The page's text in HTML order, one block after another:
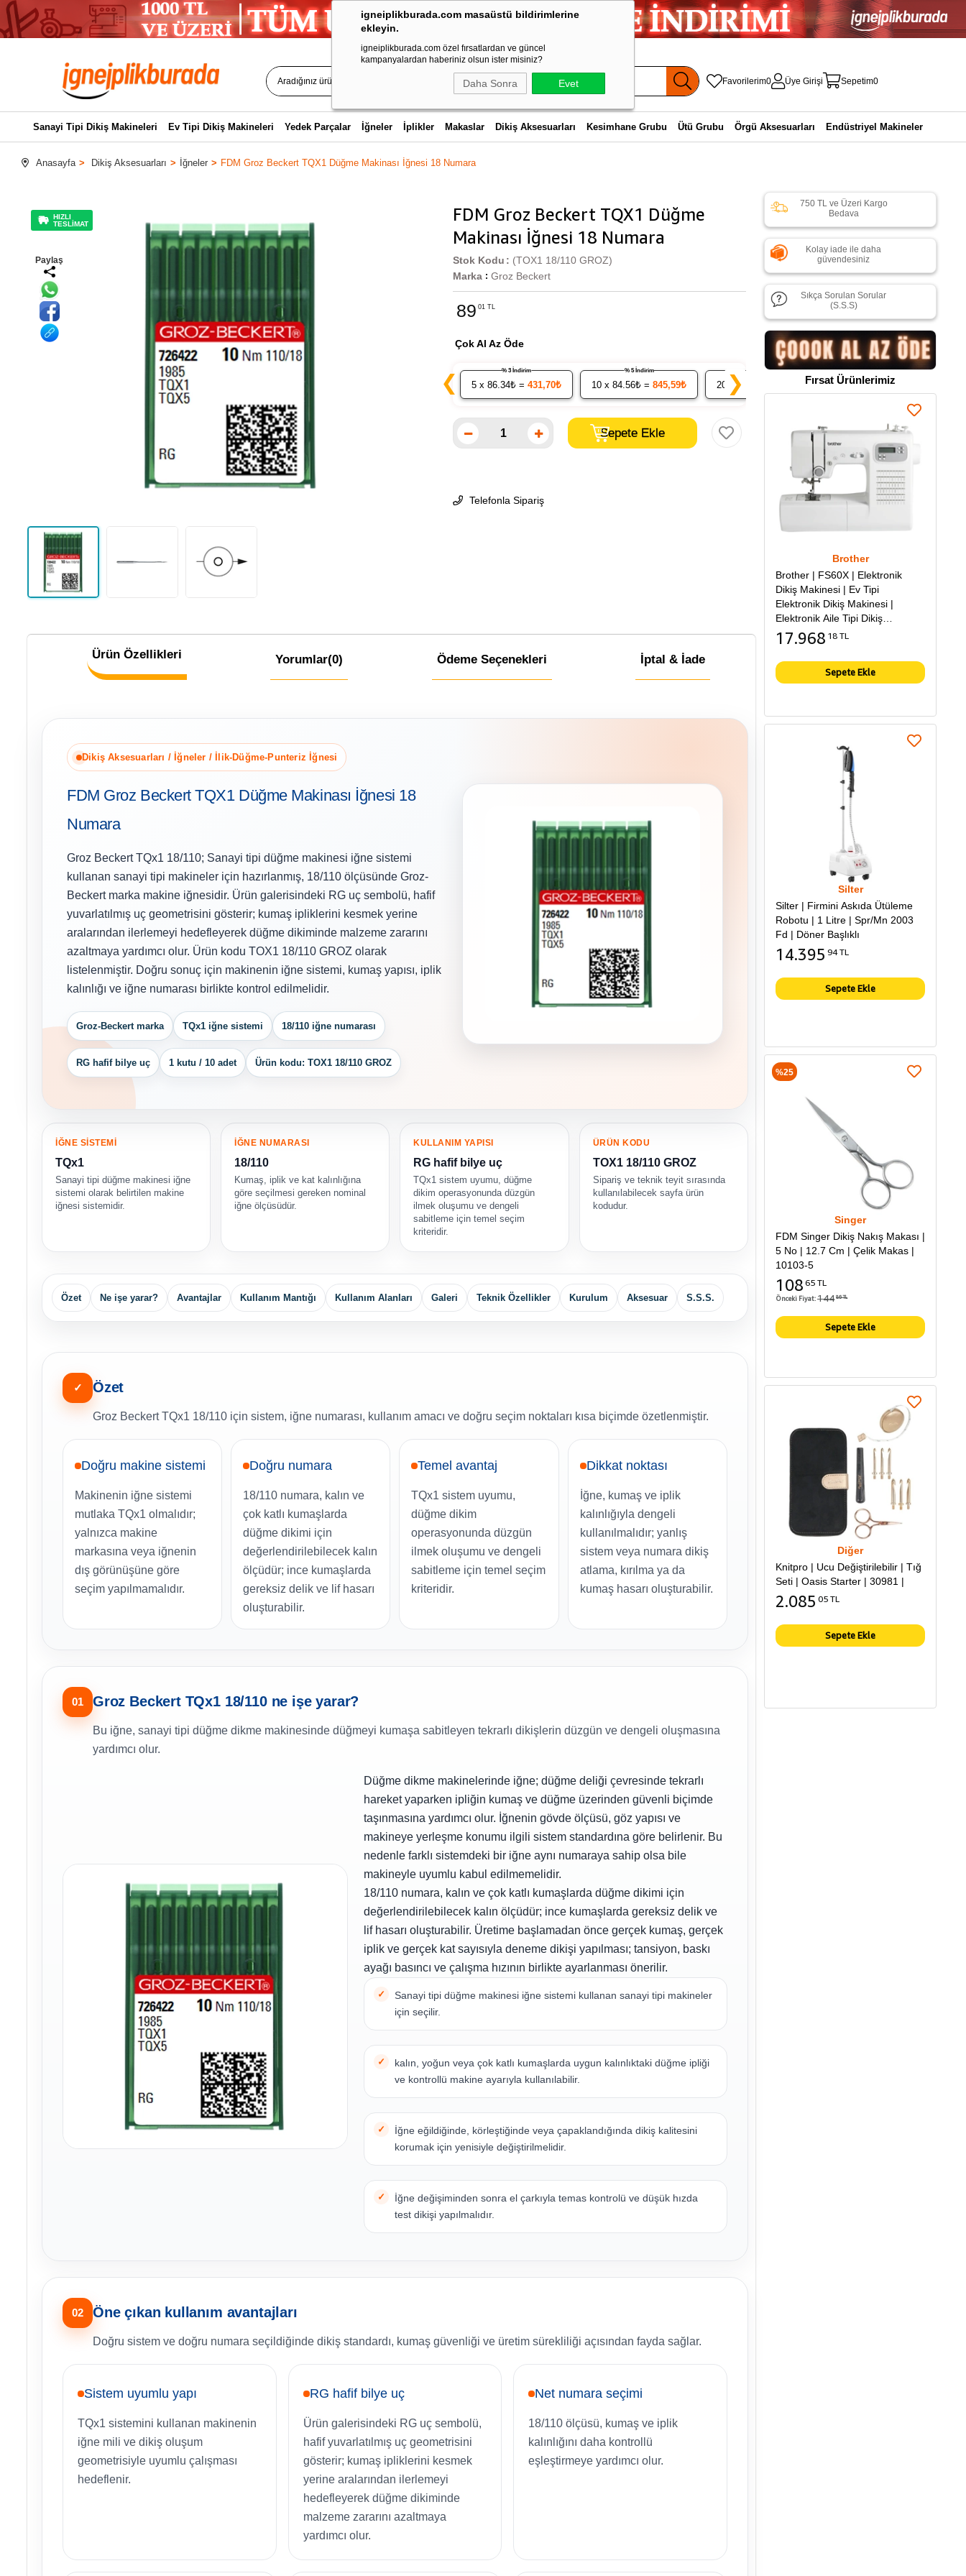
igneiplikburada.com masaüstü bildirimlerine
ekleyin.
igneiplikburada.com özel fırsatlardan ve güncel
kampanyalardan haberiniz olsun ister misiniz?
Daha Sonra Evet Favorilerim0 Üye Girişi Sepetim0
Sanayi Tipi Dikiş Makineleri Ev Tipi Dikiş Makineleri Yedek Parçalar İğneler İplikler Makaslar Dikiş Aksesuarları Kesimhane Grubu Ütü Grubu Örgü Aksesuarları Endüstriyel Makineler
Anasayfa Dikiş Aksesuarları İğneler FDM Groz Beckert TQX1 Düğme Makinası İğnesi 18 Numara
HIZLI
TESLİMAT
Paylaş
FDM Groz Beckert TQX1 Düğme
Makinası İğnesi 18 Numara
(TOX1 18/110 GROZ)
Stok Kodu
Marka : Groz Beckert
89 01 TL
Çok Al Az Öde
❮ 5 x 86.34₺ = 431,70₺
% 3 İndirim
10 x 84.56₺ = 845,59₺
% 5 İndirim
20 x 82.78₺ = 1.655,59₺
% 7 İndirim
50x 81.00₺ =
% 9 İndirim
❯
Telefonla Sipariş
Ürün Özellikleri Yorumlar(0) Ödeme Seçenekleri İptal & İade
Dikiş Aksesuarları / İğneler / İlik-Düğme-Punteriz İğnesi
FDM Groz Beckert TQX1 Düğme Makinası İğnesi 18
Numara
Groz Beckert TQx1 18/110; Sanayi tipi düğme makinesi iğne sistemi
kullanan sanayi tipi makineler için hazırlanmış, 18/110 ölçüsünde Groz-
Beckert marka makine iğnesidir. Ürün galerisindeki RG uç sembolü, hafif
yuvarlatılmış uç geometrisini gösterir; kumaş ipliklerini kesmek yerine
aralarından ilerlemeyi hedefleyerek düğme dikiminde malzeme zararını
azaltmaya yardımcı olur. Ürün kodu TOX1 18/110 GROZ olarak
listelenmiştir. Doğru sonuç için makinenin iğne sistemi, kumaş yapısı, iplik
kalınlığı ve iğne numarası birlikte kontrol edilmelidir.
Groz-Beckert marka TQx1 iğne sistemi 18/110 iğne numarası
RG hafif bilye uç 1 kutu / 10 adet Ürün kodu: TOX1 18/110 GROZ
İĞNE SİSTEMİ
TQx1
Sanayi tipi düğme makinesi iğne
sistemi olarak belirtilen makine
iğnesi sistemidir.
İĞNE NUMARASI
18/110
Kumaş, iplik ve kat kalınlığına
göre seçilmesi gereken nominal
iğne ölçüsüdür.
KULLANIM YAPISI
RG hafif bilye uç
TQx1 sistem uyumu, düğme
dikim operasyonunda düzgün
ilmek oluşumu ve dengeli
sabitleme için temel seçim
kriteridir.
ÜRÜN KODU
TOX1 18/110 GROZ
Sipariş ve teknik teyit sırasında
kullanılabilecek sayfa ürün
kodudur.
Özet Ne işe yarar? Avantajlar Kullanım Mantığı Kullanım Alanları Galeri Teknik Özellikler Kurulum Aksesuar S.S.S.
✓ Özet
Groz Beckert TQx1 18/110 için sistem, iğne numarası, kullanım amacı ve doğru seçim noktaları kısa biçimde özetlenmiştir.
Doğru makine sistemi
Makinenin iğne sistemi
mutlaka TQx1 olmalıdır;
yalnızca makine
markasına veya iğnenin
dış görünüşüne göre
seçim yapılmamalıdır.
Doğru numara
18/110 numara, kalın ve
çok katlı kumaşlarda
düğme dikimi için
değerlendirilebilecek kalın
ölçüdür; ince kumaşlarda
gereksiz delik ve lif hasarı
oluşturabilir.
Temel avantaj
TQx1 sistem uyumu,
düğme dikim
operasyonunda düzgün
ilmek oluşumu ve dengeli
sabitleme için temel seçim
kriteridir.
Dikkat noktası
İğne, kumaş ve iplik
kalınlığıyla dengeli
kullanılmalıdır; yanlış
sistem veya numara dikiş
atlama, kırılma ya da
kumaş hasarı oluşturabilir.
01 Groz Beckert TQx1 18/110 ne işe yarar?
Bu iğne, sanayi tipi düğme dikme makinesinde düğmeyi kumaşa sabitleyen tekrarlı dikişlerin düzgün ve dengeli oluşmasına
yardımcı olur.
Düğme dikme makinelerinde iğne; düğme deliği çevresinde tekrarlı
hareket yaparken ipliğin kumaş ve düğme üzerinden güvenli biçimde
taşınmasına yardımcı olur. İğnenin gövde ölçüsü, göz yapısı ve
makineye yerleşme konumu ilgili sistem standardına göre belirlenir. Bu
nedenle farklı sistemdeki bir iğne aynı numaraya sahip olsa bile
makineyle uyumlu kabul edilmemelidir.
18/110 numara, kalın ve çok katlı kumaşlarda düğme dikimi için
değerlendirilebilecek kalın ölçüdür; ince kumaşlarda gereksiz delik ve
lif hasarı oluşturabilir. Üretime başlamadan önce gerçek kumaş, gerçek
iplik ve gerçek kat sayısıyla deneme dikişi yapılması; tansiyon, baskı
ayağı basıncı ve çalışma hızının birlikte ayarlanması önerilir.
Sanayi tipi düğme makinesi iğne sistemi kullanan sanayi tipi makineler
için seçilir.
kalın, yoğun veya çok katlı kumaşlarda uygun kalınlıktaki düğme ipliği
ve kontrollü makine ayarıyla kullanılabilir.
İğne eğildiğinde, körleştiğinde veya çapaklandığında dikiş kalitesini
korumak için yenisiyle değiştirilmelidir.
İğne değişiminden sonra el çarkıyla temas kontrolü ve düşük hızda
test dikişi yapılmalıdır.
02 Öne çıkan kullanım avantajları
Doğru sistem ve doğru numara seçildiğinde dikiş standardı, kumaş güvenliği ve üretim sürekliliği açısından fayda sağlar.
Sistem uyumlu yapı
TQx1 sistemini kullanan makinenin
iğne mili ve dikiş oluşum
geometrisiyle uyumlu çalışması
hedeflenir.
RG hafif bilye uç
Ürün galerisindeki RG uç sembolü,
hafif yuvarlatılmış uç geometrisini
gösterir; kumaş ipliklerini kesmek
yerine aralarından ilerlemeyi
hedefleyerek düğme dikiminde
malzeme zararını azaltmaya
yardımcı olur.
Net numara seçimi
18/110 ölçüsü, kumaş ve iplik
kalınlığını daha kontrollü
eşleştirmeye yardımcı olur.
750 TL ve Üzeri Kargo
Bedava
Kolay iade ile daha
güvendesiniz
Sıkça Sorulan Sorular
(S.S.S)
Fırsat Ürünlerimiz
Brother
Brother | FS60X | Elektronik
Dikiş Makinesi | Ev Tipi
Elektronik Dikiş Makinesi |
Elektronik Aile Tipi Dikiş
Makinesi
17.968 18 TL
Sepete Ekle
Silter
Silter | Firmini Askıda Ütüleme
Robotu | 1 Litre | Spr/Mn 2003
Fd | Döner Başlıklı
14.395 94 TL
Sepete Ekle
Singer
FDM Singer Dikiş Nakış Makası |
5 No | 12.7 Cm | Çelik Makas |
10103-5
108 65 TL
Önceki Fiyat:144 86 TL
Sepete Ekle
%25
Diğer
Knitpro | Ucu Değiştirilebilir | Tığ
Seti | Oasis Starter | 30981 |
2.085 05 TL
Sepete Ekle